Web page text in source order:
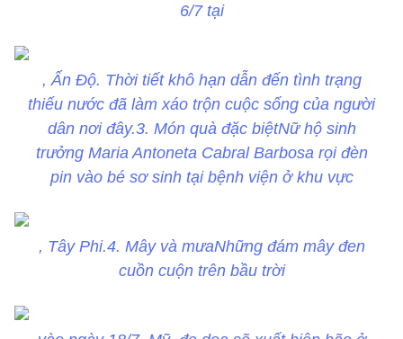
6/7 tại
, Ấn Độ. Thời tiết khô hạn dẫn đến tình trạng
thiếu nước đã làm xáo trộn cuộc sống của người
dân nơi đây.3. Món quà đặc biệtNữ hộ sinh
trưởng Maria Antoneta Cabral Barbosa rọi đèn
pin vào bé sơ sinh tại bệnh viện ở khu vực
, Tây Phi.4. Mây và mưaNhững đám mây đen
cuồn cuộn trên bầu trời